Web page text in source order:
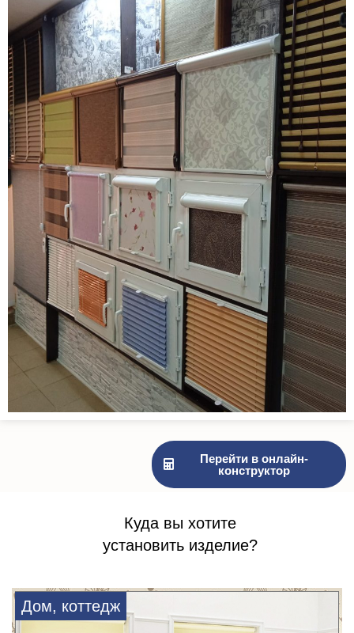
Перейти в онлайн-
конструктор
Куда вы хотите
установить изделие?
Дом, коттедж